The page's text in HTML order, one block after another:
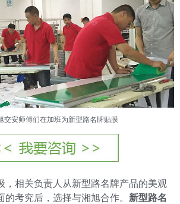
交安师傅们在加班为新型路名牌贴膜
，相关负责人从新型路名牌产品的美观
考究后，选择与湘旭合作。 新型路名